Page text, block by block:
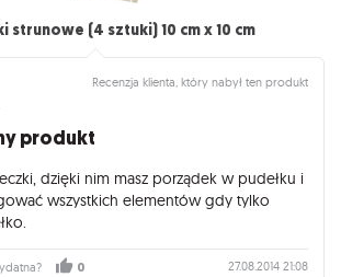
strunowe (4 sztuki) 10 cm x 10 cm
Recenzja klienta, który nabył ten produkt
produkt
dzięki nim masz porządek w pudełku i
wszystkich elementów gdy tylko
0 27.08.2014 21:08